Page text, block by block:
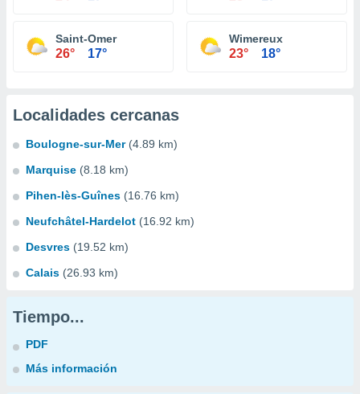
Saint-Omer
26° 17°
Wimereux
23° 18°
Localidades cercanas
Boulogne-sur-Mer (4.89 km)
Marquise (8.18 km)
Pihen-lès-Guînes (16.76 km)
Neufchâtel-Hardelot (16.92 km)
Desvres (19.52 km)
Calais (26.93 km)
Tiempo...
PDF
Más información